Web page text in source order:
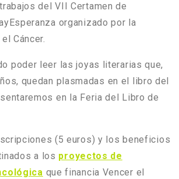
del VII Certamen de
organizado por la
Cáncer.
poder leer las joyas literarias que,
quedan plasmadas en el libro del
en la Feria del Libro de
(5 euros) y los beneficios
a los proyectos de
que financia Vencer el